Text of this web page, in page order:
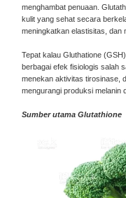
menghambat penuaan.
kulit yang sehat secara
meningkatkan elastisitas, dan
Tepat kalau Gluthatione
berbagai efek fisiologis salah
menekan aktivitas tirosinase,
mengurangi produksi melanin
Sumber utama Glutathione